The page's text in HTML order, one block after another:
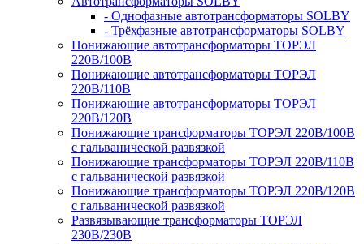
- Однофазные автотрансформаторы SOLBY
- Трёхфазные автотрансформаторы SOLBY
Понижающие автотрансформаторы ТОРЭЛ
220В/100В
Понижающие автотрансформаторы ТОРЭЛ
220В/110В
Понижающие автотрансформаторы ТОРЭЛ
220В/120В
Понижающие трансформаторы ТОРЭЛ 220В/100В
с гальванической развязкой
Понижающие трансформаторы ТОРЭЛ 220В/110В
с гальванической развязкой
Понижающие трансформаторы ТОРЭЛ 220В/120В
с гальванической развязкой
Развязывающие трансформаторы ТОРЭЛ
230В/230В